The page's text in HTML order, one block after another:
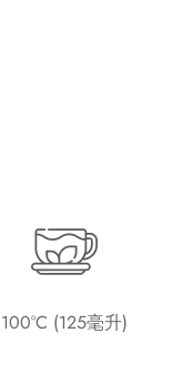
100°C (125毫升)